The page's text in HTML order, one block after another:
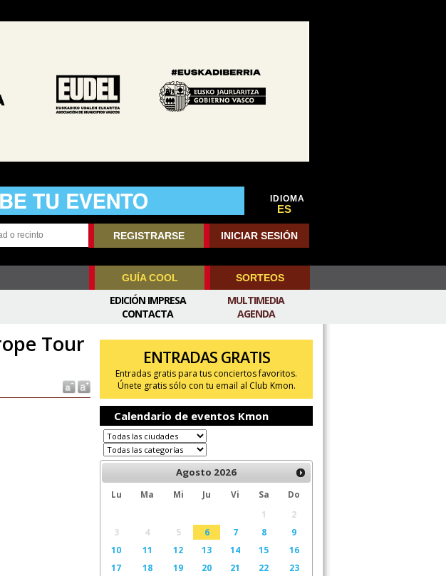
IDIOMA
ES
REGISTRARSE INICIAR SESIÓN
GUÍA COOL SORTEOS
MULTIMEDIA
AGENDA
EDICIÓN IMPRESA
CONTACTA
Tour
ENTRADAS GRATIS
Entradas gratis para tus conciertos favoritos.
Únete gratis sólo con tu email al Club Kmon.
Calendario de eventos Kmon
Agosto 2026
Lu Ma Mi Ju Vi Sa
Do
1
2
3
4 5 6 7 8
9
10
11 12 13 14 15
16
17
18 19 20 21 22
23